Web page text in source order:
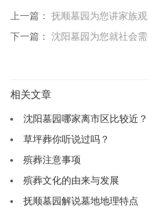
上一篇： 抚顺墓园为您讲家族
下一篇： 沈阳墓园为您就社会
相关文章
沈阳墓园哪家离市区比较近？
草坪葬你听说过吗？
殡葬注意事项
殡葬文化的由来与发展
抚顺墓园解说墓地地理特点